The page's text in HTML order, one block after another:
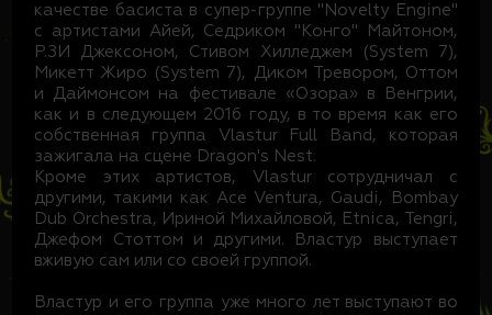
качестве басиста в супер-группе "Novelty Engine"
с артистами Айей, Седриком "Конго" Майтоном,
Р.ЗИ Джексоном, Стивом Хилледжем (System 7),
Микетт Жиро (System 7), Диком Тревором, Оттом
и Даймонсом на фестивале «Озора» в Венгрии,
как и в следующем 2016 году, в то время как его
собственная группа Vlastur Full Band, которая
зажигала на сцене Dragon's Nest.
Кроме этих артистов, Vlastur сотрудничал с
другими, такими как Ace Ventura, Gaudi, Bombay
Dub Orchestra, Ириной Михайловой, Etnica, Tengri,
Джефом Стоттом и другими. Властур выступает
вживую сам или со своей группой.
Властур и его группа уже много лет выступают во